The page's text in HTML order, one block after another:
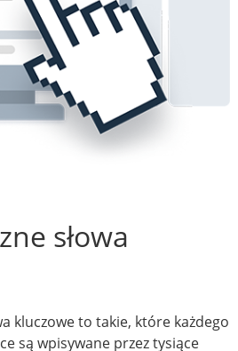
słowa
kluczowe to takie, które każdego
są wpisywane przez tysiące